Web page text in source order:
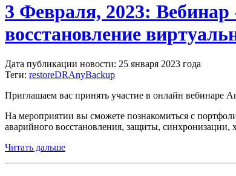
3 Февраля, 2023: Вебинар
восстановление
Дата публикации новости: 25 января 2023 года
Теги: restoreDRAnyBackup
Приглашаем вас принять участие в онлайн вебинаре
На мероприятии вы сможете познакомиться с
аварийного восстановления, защиты,
Читать дальше